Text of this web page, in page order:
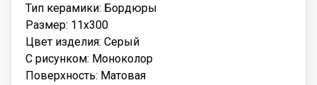
Тип керамики: Бордюры
Размер: 11x300
Цвет изделия: Серый
С рисунком: Моноколор
Поверхность: Матовая